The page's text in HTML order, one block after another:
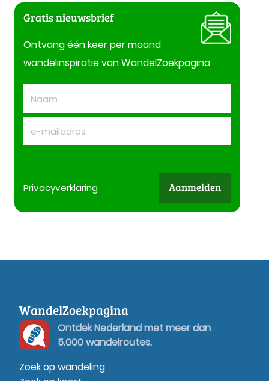
Gratis nieuwsbrief
Ontvang één keer per maand
wandelinspiratie van WandelZoekpagina
Privacyverklaring Aanmelden
WandelZoekpagina
Ontdek Nederland met meer dan
5.000 wandelroutes.
Zoek op wandeling